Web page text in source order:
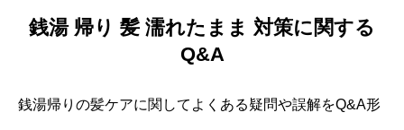
銭湯 帰り 髪 濡れたまま 対策に関する
Q&A
銭湯帰りの髪ケアに関してよくある疑問や誤解をQ&A形